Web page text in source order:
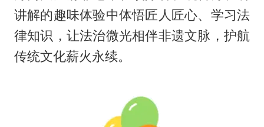
讲解的趣味体验中体悟匠人匠心、学习法
律知识，让法治微光相伴非遗文脉，护航
传统文化薪火永续。